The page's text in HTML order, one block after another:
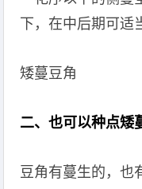
下，在中后期可适
矮蔓豆角
二、也可以种点矮
豆角有蔓生的，也